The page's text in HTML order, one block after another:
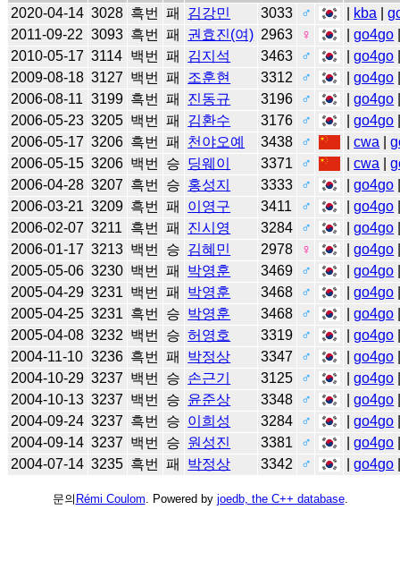
2020-04-14 3028 흑번 패 김강민 3033 ♂ kba |
2011-09-22 3093 흑번 패 권효진(여) 2963 ♀ |go4go
2010-05-17 3114 백번 패 김지석 3463 ♂ |go4go
2009-08-18 3127 백번 패 조훈현 3312 ♂ |go4go
2006-08-11 3199 흑번 패 진동규 3196 ♂ |go4go
2006-05-23 3205 백번 패 김환수 3176 ♂ |go4go
2006-05-17 3206 흑번 패 천야오예 3438 ♂ |cwa |
2006-05-15 3206 백번 승 딩웨이 3371 ♂ |cwa |
2006-04-28 3207 흑번 승 홍성지 3333 ♂ |go4go
2006-03-21 3209 흑번 패 이영구 3411 ♂ |go4go
2006-02-07 3211 흑번 패 진시영 3284 ♂ |go4go
2006-01-17 3213 백번 승 김혜민 2978 ♀ |go4go
2005-05-06 3230 백번 패 박영훈 3469 ♂ |go4go
2005-04-29 3231 백번 패 박영훈 3468 ♂ |go4go
2005-04-25 3231 흑번 승 박영훈 3468 ♂ |go4go
2005-04-08 3232 백번 승 허영호 3319 ♂ |go4go
2004-11-10 3236 흑번 패 박정상 3347 ♂ |go4go
2004-10-29 3237 백번 승 손근기 3125 ♂ |go4go
2004-10-13 3237 백번 승 윤준상 3348 ♂ |go4go
2004-09-24 3237 흑번 승 이희성 3284 ♂ |go4go
2004-09-14 3237 백번 승 원성진 3381 ♂ |go4go
2004-07-14 3235 흑번 패 박정상 3342 ♂ |go4go
문의 Rémi Coulom . Powered by joedb, the C++ database.